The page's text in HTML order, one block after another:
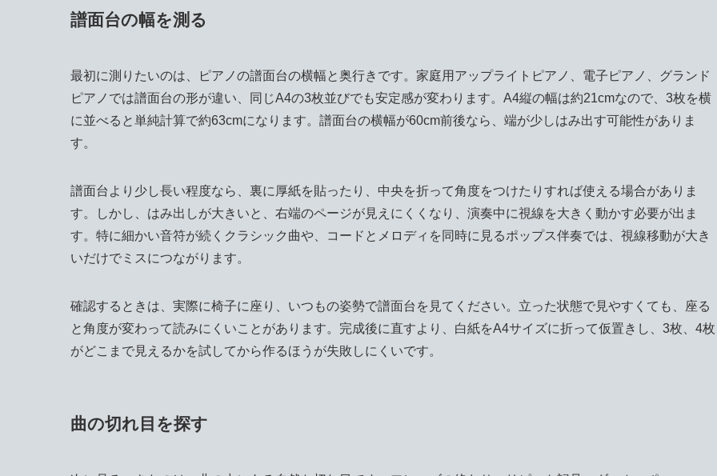
譜面台の幅を測る
最初に測りたいのは、ピアノの譜面台の横幅と奥行きです。家庭用アップライトピアノ、電子ピアノ、グランド
ピアノでは譜面台の形が違い、同じA4の3枚並びでも安定感が変わります。A4縦の幅は約21cmなので、3枚を横
に並べると単純計算で約63cmになります。譜面台の横幅が60cm前後なら、端が少しはみ出す可能性がありま
す。
譜面台より少し長い程度なら、裏に厚紙を貼ったり、中央を折って角度をつけたりすれば使える場合がありま
す。しかし、はみ出しが大きいと、右端のページが見えにくくなり、演奏中に視線を大きく動かす必要が出ま
す。特に細かい音符が続くクラシック曲や、コードとメロディを同時に見るポップス伴奏では、視線移動が大き
いだけでミスにつながります。
確認するときは、実際に椅子に座り、いつもの姿勢で譜面台を見てください。立った状態で見やすくても、座る
と角度が変わって読みにくいことがあります。完成後に直すより、白紙をA4サイズに折って仮置きし、3枚、4枚
がどこまで見えるかを試してから作るほうが失敗しにくいです。
曲の切れ目を探す